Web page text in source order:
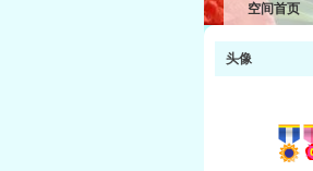
空间首页
头像